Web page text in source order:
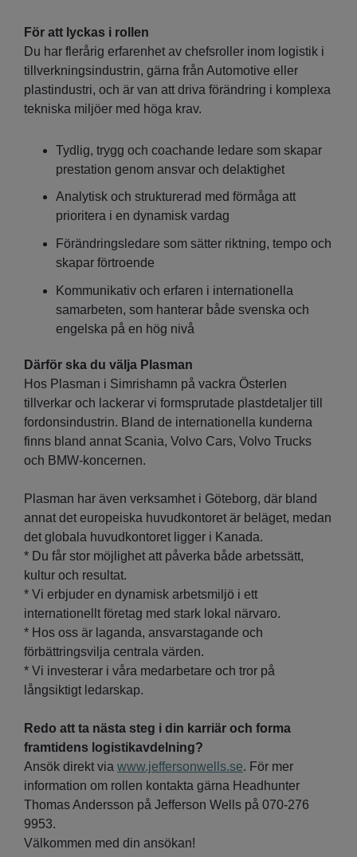
För att lyckas i rollen
Du har flerårig erfarenhet av chefsroller inom logistik i
tillverkningsindustrin, gärna från Automotive eller
plastindustri, och är van att driva förändring i komplexa
tekniska miljöer med höga krav.
Tydlig, trygg och coachande ledare som skapar
prestation genom ansvar och delaktighet
Analytisk och strukturerad med förmåga att
prioritera i en dynamisk vardag
Förändringsledare som sätter riktning, tempo och
skapar förtroende
Kommunikativ och erfaren i internationella
samarbeten, som hanterar både svenska och
engelska på en hög nivå
Därför ska du välja Plasman
Hos Plasman i Simrishamn på vackra Österlen
tillverkar och lackerar vi formsprutade plastdetaljer till
fordonsindustrin. Bland de internationella kunderna
finns bland annat Scania, Volvo Cars, Volvo Trucks
och BMW-koncernen.
Plasman har även verksamhet i Göteborg, där bland
annat det europeiska huvudkontoret är beläget, medan
det globala huvudkontoret ligger i Kanada.
* Du får stor möjlighet att påverka både arbetssätt,
kultur och resultat.
* Vi erbjuder en dynamisk arbetsmiljö i ett
internationellt företag med stark lokal närvaro.
* Hos oss är laganda, ansvarstagande och
förbättringsvilja centrala värden.
* Vi investerar i våra medarbetare och tror på
långsiktigt ledarskap.
Redo att ta nästa steg i din karriär och forma
framtidens logistikavdelning?
Ansök direkt via www.jeffersonwells.se. För mer
information om rollen kontakta gärna Headhunter
Thomas Andersson på Jefferson Wells på 070-276
9953.
Välkommen med din ansökan!